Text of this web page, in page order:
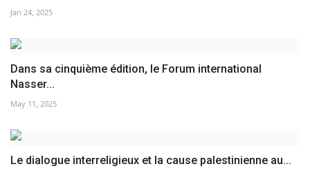
Jan 24, 2025
Dans sa cinquième édition, le Forum international
Nasser...
May 11, 2025
Le dialogue interreligieux et la cause palestinienne au...